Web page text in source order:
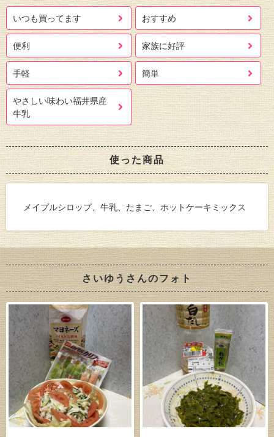
いつも買ってます おすすめ
便利 家族に好評
手軽 簡単
やさしい味わい福井県産
牛乳
使った商品
メイプルシロップ、牛乳、たまご、ホットケーキミックス
さいゆうさんのフォト